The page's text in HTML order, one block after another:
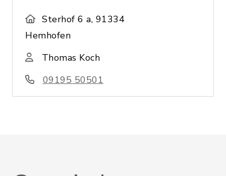
Sterhof 6 a, 91334
Hemhofen
Thomas Koch
09195 50501